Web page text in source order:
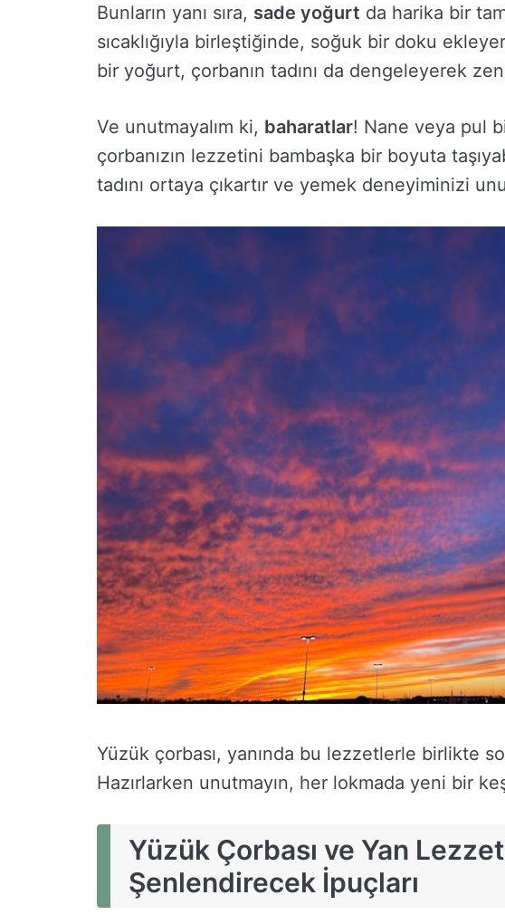
Bunların yanı sıra, sade yoğurt da harika bir
sıcaklığıyla birleştiğinde, soğuk bir doku
bir yoğurt, çorbanın tadını da dengeleyerek
Ve unutmayalım ki, baharatlar! Nane veya pul
çorbanızın lezzetini bambaşka bir boyuta
tadını ortaya çıkartır ve yemek deneyiminizi
Yüzük çorbası, yanında bu lezzetlerle birlikte
Hazırlarken unutmayın, her lokmada yeni bir
Yüzük Çorbası ve Yan
Şenlendirecek İpuçları